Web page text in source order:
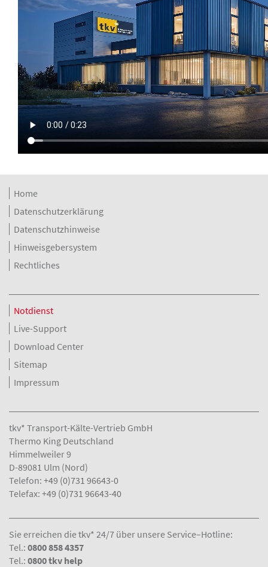
Home
Datenschutzerklärung
Datenschutzhinweise
Hinweisgebersystem
Rechtliches
Notdienst
Live-Support
Download Center
Sitemap
Impressum
tkv* Transport-Kälte-Vertrieb GmbH
Thermo King Deutschland
Himmelweiler 9
D-89081 Ulm (Nord)
Telefon: +49 (0)731 96643-0
Telefax: +49 (0)731 96643-40
Sie erreichen die tkv* 24/7 über unsere Service–Hotline:
Tel.: 0800 858 4357
Tel.: 0800 tkv help